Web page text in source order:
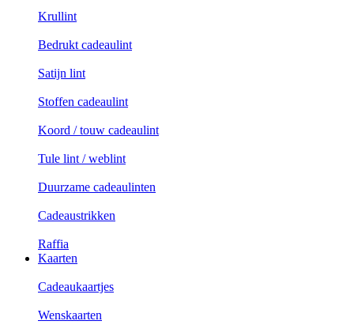
Krullint
Bedrukt cadeaulint
Satijn lint
Stoffen cadeaulint
Koord / touw cadeaulint
Tule lint / weblint
Duurzame cadeaulinten
Cadeaustrikken
Raffia
Kaarten
Cadeaukaartjes
Wenskaarten